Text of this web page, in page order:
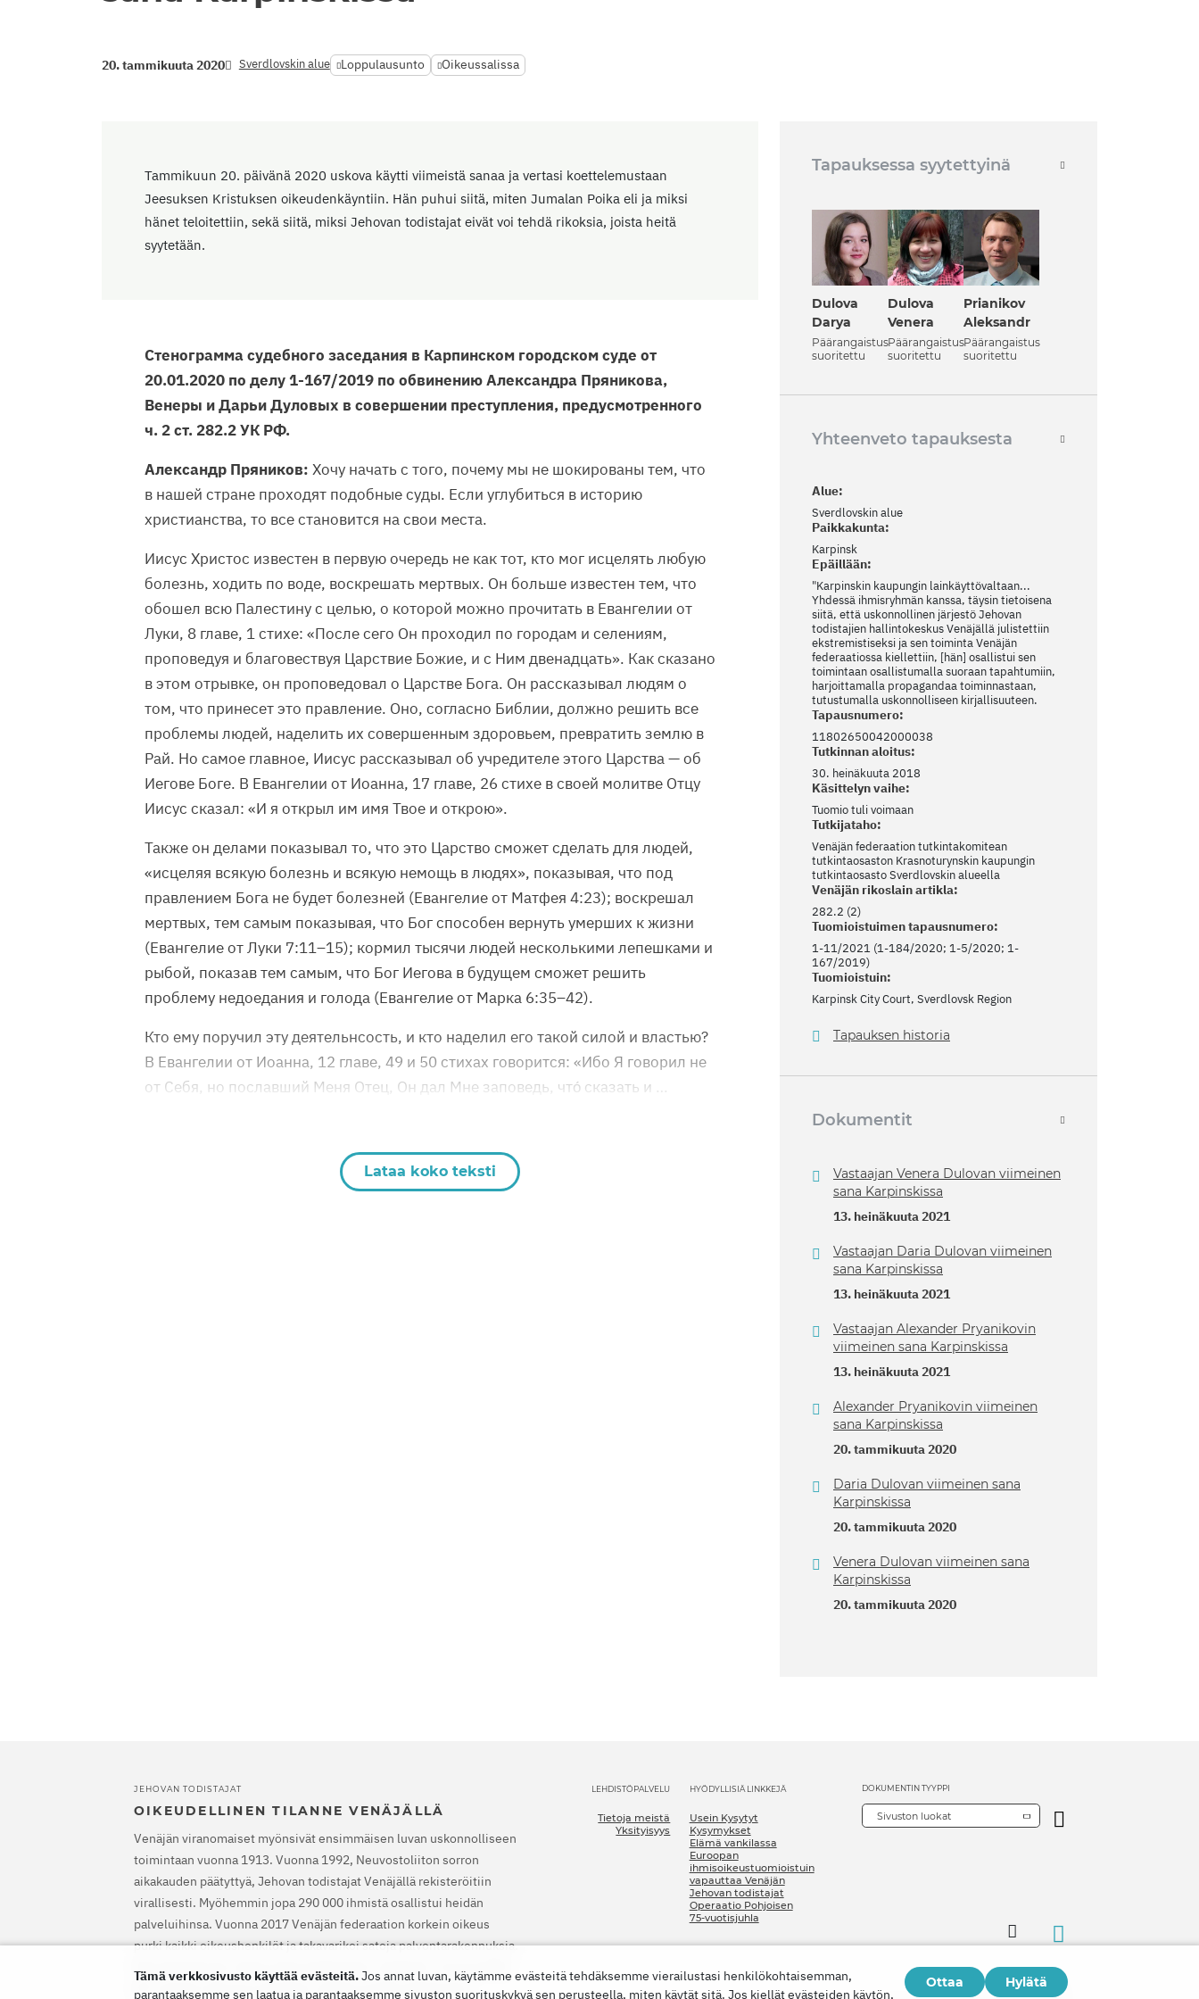
20. tammikuuta 2020 Sverdlovskin alue Loppulausunto Oikeussalissa
Tammikuun 20. päivänä 2020 uskova käytti viimeistä sanaa ja vertasi koettelemustaan
Jeesuksen Kristuksen oikeudenkäyntiin. Hän puhui siitä, miten Jumalan Poika eli ja miksi
hänet teloitettiin, sekä siitä, miksi Jehovan todistajat eivät voi tehdä rikoksia, joista heitä
syytetään.
Стенограмма судебного заседания в Карпинском городском суде от
20.01.2020 по делу 1-167/2019 по обвинению Александра Пряникова,
Венеры и Дарьи Дуловых в совершении преступления, предусмотренного
ч. 2 ст. 282.2 УК РФ.
Александр Пряников: Хочу начать с того, почему мы не шокированы тем, что
в нашей стране проходят подобные суды. Если углубиться в историю
христианства, то все становится на свои места.
Иисус Христос известен в первую очередь не как тот, кто мог исцелять любую
болезнь, ходить по воде, воскрешать мертвых. Он больше известен тем, что
обошел всю Палестину с целью, о которой можно прочитать в Евангелии от
Луки, 8 главе, 1 стихе: «После сего Он проходил по городам и селениям,
проповедуя и благовествуя Царствие Божие, и с Ним двенадцать». Как сказано
в этом отрывке, он проповедовал о Царстве Бога. Он рассказывал людям о
том, что принесет это правление. Оно, согласно Библии, должно решить все
проблемы людей, наделить их совершенным здоровьем, превратить землю в
Рай. Но самое главное, Иисус рассказывал об учредителе этого Царства — об
Иегове Боге. В Евангелии от Иоанна, 17 главе, 26 стихе в своей молитве Отцу
Иисус сказал: «И я открыл им имя Твое и открою».
Также он делами показывал то, что это Царство сможет сделать для людей,
«исцеляя всякую болезнь и всякую немощь в людях», показывая, что под
правлением Бога не будет болезней (Евангелие от Матфея 4:23); воскрешал
мертвых, тем самым показывая, что Бог способен вернуть умерших к жизни
(Евангелие от Луки 7:11–15); кормил тысячи людей несколькими лепешками и
рыбой, показав тем самым, что Бог Иегова в будущем сможет решить
проблему недоедания и голода (Евангелие от Марка 6:35–42).
Кто ему поручил эту деятельнсость, и кто наделил его такой силой и властью?
В Евангелии от Иоанна, 12 главе, 49 и 50 стихах говорится: «Ибо Я говорил не
от Себя, но пославший Меня Отец, Он дал Мне заповедь, что́ сказать и …
Lataa koko teksti
Tapauksessa syytettyinä
Dulova
Darya
Päärangaistus
suoritettu
Dulova
Venera
Päärangaistus
suoritettu
Prianikov
Aleksandr
Päärangaistus
suoritettu
Yhteenveto tapauksesta
Alue:
Sverdlovskin alue
Paikkakunta:
Karpinsk
Epäillään:
"Karpinskin kaupungin lainkäyttövaltaan...
Yhdessä ihmisryhmän kanssa, täysin tietoisena
siitä, että uskonnollinen järjestö Jehovan
todistajien hallintokeskus Venäjällä julistettiin
ekstremistiseksi ja sen toiminta Venäjän
federaatiossa kiellettiin, [hän] osallistui sen
toimintaan osallistumalla suoraan tapahtumiin,
harjoittamalla propagandaa toiminnastaan,
tutustumalla uskonnolliseen kirjallisuuteen.
Tapausnumero:
11802650042000038
Tutkinnan aloitus:
30. heinäkuuta 2018
Käsittelyn vaihe:
Tuomio tuli voimaan
Tutkijataho:
Venäjän federaation tutkintakomitean
tutkintaosaston Krasnoturynskin kaupungin
tutkintaosasto Sverdlovskin alueella
Venäjän rikoslain artikla:
282.2 (2)
Tuomioistuimen tapausnumero:
1-11/2021 (1-184/2020; 1-5/2020; 1-
167/2019)
Tuomioistuin:
Karpinsk City Court, Sverdlovsk Region
Tapauksen historia
Dokumentit
Vastaajan Venera Dulovan viimeinen
sana Karpinskissa
13. heinäkuuta 2021
Vastaajan Daria Dulovan viimeinen
sana Karpinskissa
13. heinäkuuta 2021
Vastaajan Alexander Pryanikovin
viimeinen sana Karpinskissa
13. heinäkuuta 2021
Alexander Pryanikovin viimeinen
sana Karpinskissa
20. tammikuuta 2020
Daria Dulovan viimeinen sana
Karpinskissa
20. tammikuuta 2020
Venera Dulovan viimeinen sana
Karpinskissa
20. tammikuuta 2020
JEHOVAN TODISTAJAT
OIKEUDELLINEN TILANNE VENÄJÄLLÄ
Venäjän viranomaiset myönsivät ensimmäisen luvan uskonnolliseen
toimintaan vuonna 1913. Vuonna 1992, Neuvostoliiton sorron
aikakauden päätyttyä, Jehovan todistajat Venäjällä rekisteröitiin
virallisesti. Myöhemmin jopa 290 000 ihmistä osallistui heidän
palveluihinsa. Vuonna 2017 Venäjän federaation korkein oikeus
purki kaikki oikeushenkilöt ja takavarikoi satoja palvontarakennuksia.
EIT vapautti Jehovan todistajat, määräsi heidät lopettamaan
LEHDISTÖPALVELU
Tietoja meistä
Yksityisyys
HYÖDYLLISIÄ LINKKEJÄ
Usein Kysytyt
Kysymykset
Elämä vankilassa
Euroopan
ihmisoikeustuomioistuin
vapauttaa Venäjän
Jehovan todistajat
Operaatio Pohjoisen
75-vuotisjuhla
DOKUMENTIN TYYPPI
Sivuston luokat
Copyright © 2026
Tämä verkkosivusto käyttää evästeitä.Jos annat luvan, käytämme evästeitä tehdäksemme vierailustasi henkilökohtaisemman,
parantaaksemme sen laatua ja parantaaksemme sivuston suorituskykyä sen perusteella, miten käytät sitä. Jos kiellät evästeiden käytön,
Ottaa Hylätä